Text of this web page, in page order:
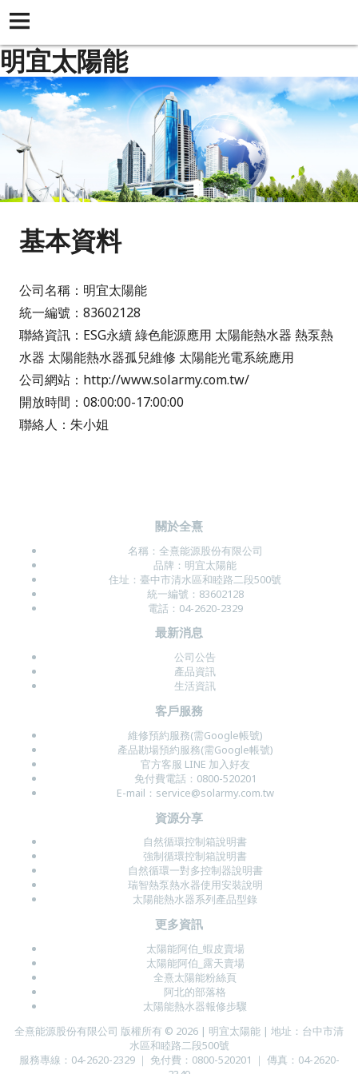
明宜太陽能
基本資料
公司名稱：明宜太陽能
統一編號：83602128
聯絡資訊：ESG永續 綠色能源應用 太陽能熱水器 熱泵熱
水器 太陽能熱水器孤兒維修 太陽能光電系統應用
公司網站：http://www.solarmy.com.tw/
開放時間：08:00:00-17:00:00
聯絡人：朱小姐
關於全熹
名稱： 全熹能源股份有限公司
品牌：明宜太陽能
住址： 臺中市清水區和睦路二段500號
統一編號：83602128
電話：04-2620-2329
最新消息
公司公告
產品資訊
生活資訊
客戶服務
維修預約服務(需Google帳號)
產品勘場預約服務(需Google帳號)
官方客服 LINE 加入好友
免付費電話： 0800-520201
E-mail： service@solarmy.com.tw
資源分享
自然循環控制箱說明書
強制循環控制箱說明書
自然循環一對多控制器說明書
瑞智熱泵熱水器使用安裝說明
太陽能熱水器系列產品型錄
更多資訊
太陽能阿伯_蝦皮賣場
太陽能阿伯_露天賣場
全熹太陽能粉絲頁
阿北的部落格
太陽能熱水器報修步驟
全熹能源股份有限公司 版權所有 © 2026 | 明宜太陽能 | 地址：台中市清
水區和睦路二段500號
服務專線：04-2620-2329 ｜ 免付費：0800-520201 ｜ 傳真：04-2620-